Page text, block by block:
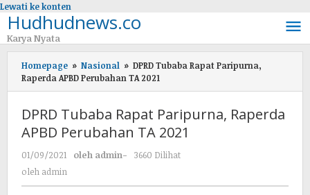
Lewati ke konten
Hudhudnews.co
Karya Nyata
Homepage » Nasional » DPRD Tubaba Rapat Paripurna,
Raperda APBD Perubahan TA 2021
DPRD Tubaba Rapat Paripurna, Raperda
APBD Perubahan TA 2021
01/09/2021 oleh admin-
3660 Dilihat
oleh admin